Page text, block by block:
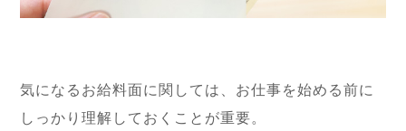
気になるお給料面に関しては、お仕事を始める前に
しっかり理解しておくことが重要。